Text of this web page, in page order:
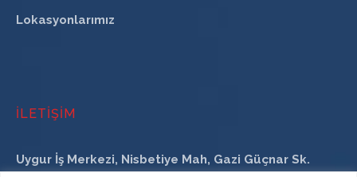
Lokasyonlarımız
İLETİŞİM
Uygur İş Merkezi, Nisbetiye Mah, Gazi Güçnar Sk.